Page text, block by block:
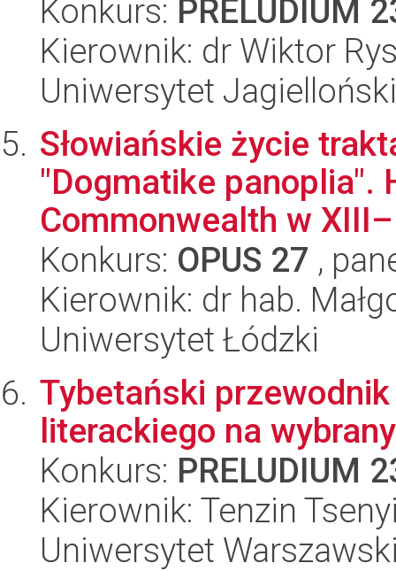
Konkurs: PRELUDIUM
Kierownik: dr Wiktor
Uniwersytet Jagielloński
Słowiańskie życie
"Dogmatike panoplia".
Commonwealth w
Konkurs: OPUS 27 ,
Kierownik: dr hab.
Uniwersytet Łódzki
Tybetański
literackiego na
Konkurs: PRELUDIUM
Kierownik: Tenzin
Uniwersytet